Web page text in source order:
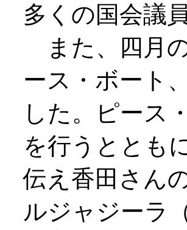
多くの国会議
また、四月
ース・ボート
した。ピース
を行うととも
伝え香田さん
ルジャジーラ